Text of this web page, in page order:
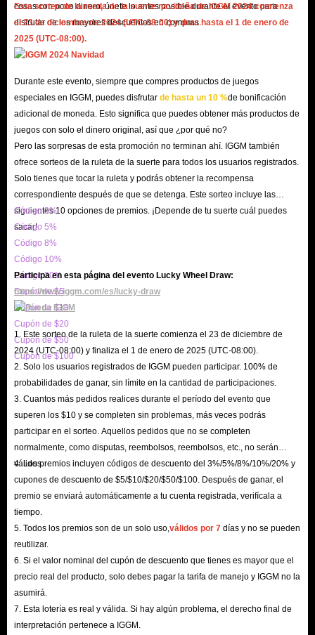
cosas con poco dinero, únete lo antes posible durante el evento para
disfrutar de los mayores descuentos en compras.
Este sorteo de la rueda de la suerte navideña de IGGM 2024 comienza
el 23 de diciembre de 2024 (UTC-08:00) y dura hasta el 1 de enero de
2025 (UTC-08:00).
Durante este evento, siempre que compres productos de juegos
especiales en IGGM, puedes disfrutar de hasta un 10 %de bonificación
adicional de moneda. Esto significa que puedes obtener más productos de
juegos con solo el dinero original, así que ¿por qué no?
Pero las sorpresas de esta promoción no terminan ahí. IGGM también
ofrece sorteos de la ruleta de la suerte para todos los usuarios registrados.
Solo tienes que tocar la ruleta y podrás obtener la recompensa
correspondiente después de que se detenga. Este sorteo incluye las
siguientes 10 opciones de premios. ¡Depende de tu suerte cuál puedes
sacar!
Código 3%
Código 5%
Código 8%
Código 10%
Código 20%
Cupón de $5
Cupón de $10
Cupón de $20
Cupón de $50
Cupón de $100
Participa en esta página del evento Lucky Wheel Draw:
https://www.iggm.com/es/lucky-draw
1. Este sorteo de la ruleta de la suerte comienza el 23 de diciembre de
2024 (UTC-08:00) y finaliza el 1 de enero de 2025 (UTC-08:00).
2. Solo los usuarios registrados de IGGM pueden participar. 100% de
probabilidades de ganar, sin límite en la cantidad de participaciones.
3. Cuantos más pedidos realices durante el período del evento que
superen los $10 y se completen sin problemas, más veces podrás
participar en el sorteo. Aquellos pedidos que no se completen
normalmente, como disputas, reembolsos, reembolsos, etc., no serán
válidos.
4. Los premios incluyen códigos de descuento del 3%/5%/8%/10%/20% y
cupones de descuento de $5/$10/$20/$50/$100. Después de ganar, el
premio se enviará automáticamente a tu cuenta registrada, verifícala a
tiempo.
5. Todos los premios son de un solo uso, válidos por 7 días y no se pueden
reutilizar.
6. Si el valor nominal del cupón de descuento que tienes es mayor que el
precio real del producto, solo debes pagar la tarifa de manejo y IGGM no la
asumirá.
7. Esta lotería es real y válida. Si hay algún problema, el derecho final de
interpretación pertenece a IGGM.